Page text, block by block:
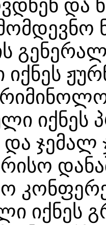
და
იქნეს
ჯემალ
იქნეს